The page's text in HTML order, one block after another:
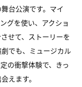
台公演です。マイ
グを使い、アクショ
せて、ストーリーを
でも、ミュージカル
の衝撃体験で、きっ
えます。